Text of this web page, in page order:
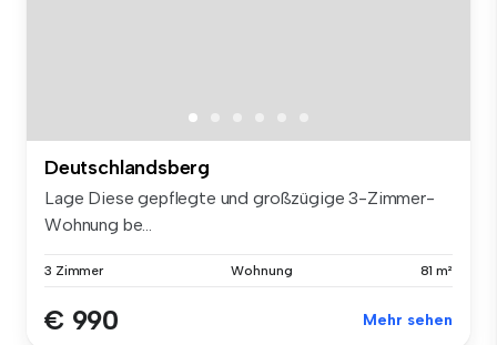
Deutschlandsberg
Lage Diese gepflegte und großzügige 3-Zimmer-
Wohnung be...
3 Zimmer Wohnung 81 m²
€ 990 Mehr sehen